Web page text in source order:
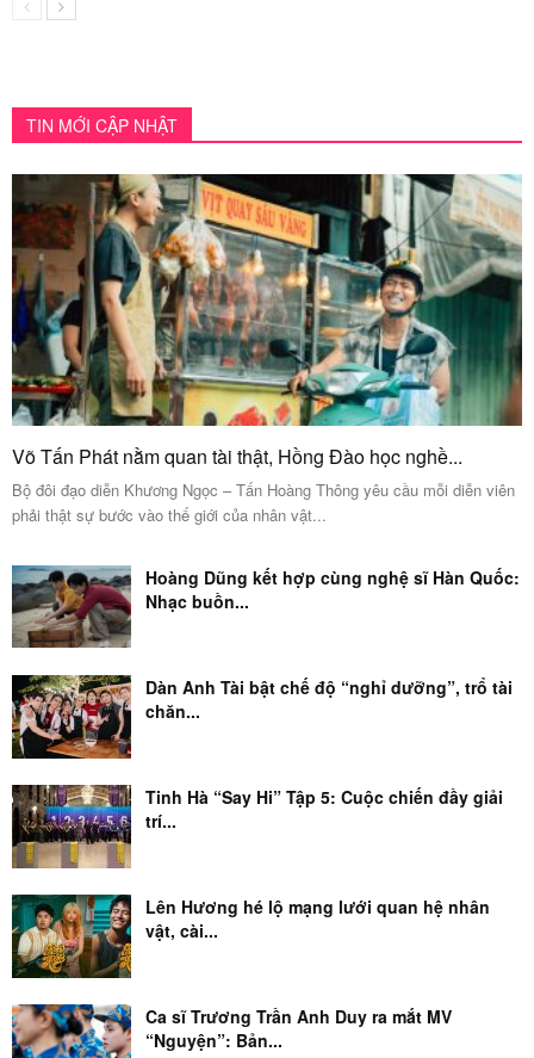
TIN MỚI CẬP NHẬT
Võ Tấn Phát nằm quan tài thật, Hồng Đào học nghề...
Bộ đôi đạo diễn Khương Ngọc – Tấn Hoàng Thông yêu cầu mỗi diễn viên
phải thật sự bước vào thế giới của nhân vật...
Hoàng Dũng kết hợp cùng nghệ sĩ Hàn Quốc:
Nhạc buồn...
Dàn Anh Tài bật chế độ “nghỉ dưỡng”, trổ tài
chăn...
Tinh Hà “Say Hi” Tập 5: Cuộc chiến đầy giải
trí...
Lên Hương hé lộ mạng lưới quan hệ nhân
vật, cài...
Ca sĩ Trương Trần Anh Duy ra mắt MV
“Nguyện”: Bản...